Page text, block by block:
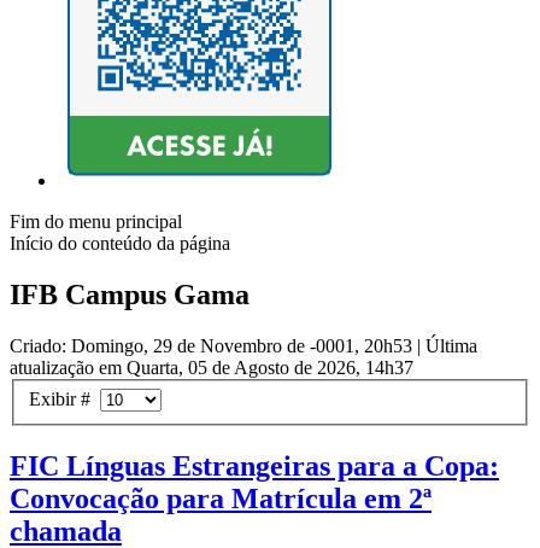
Fim do menu principal
Início do conteúdo da página
IFB Campus Gama
Criado: Domingo, 29 de Novembro de -0001, 20h53 | Última
atualização em Quarta, 05 de Agosto de 2026, 14h37
Exibir #
FIC Línguas Estrangeiras para a Copa:
Convocação para Matrícula em 2ª
chamada